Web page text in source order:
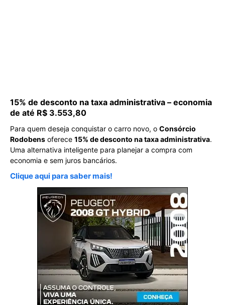
15% de desconto na taxa administrativa – economia
de até R$ 3.553,80
Para quem deseja conquistar o carro novo, o Consórcio
Rodobens oferece 15% de desconto na taxa administrativa.
Uma alternativa inteligente para planejar a compra com
economia e sem juros bancários.
Clique aqui para saber mais!